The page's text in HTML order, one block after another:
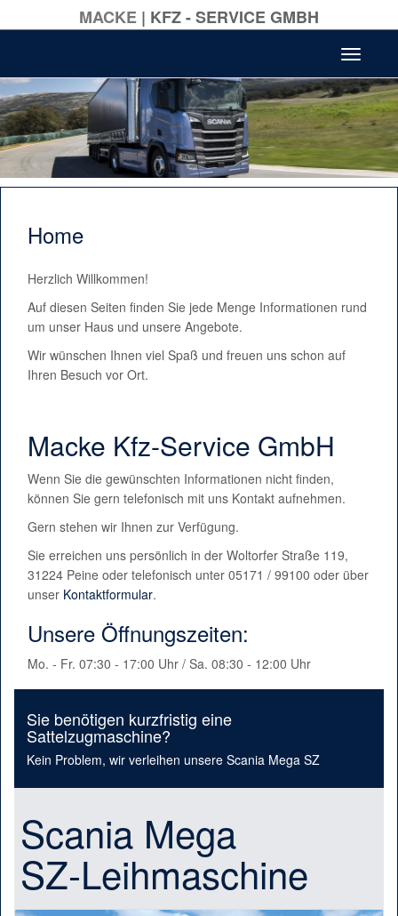
MACKE KFZ - SERVICE GMBH
Toggle
Home
Herzlich Willkommen!
Auf diesen Seiten finden Sie jede Menge Informationen rund
um unser Haus und unsere Angebote.
Wir wünschen Ihnen viel Spaß und freuen uns schon auf
Ihren Besuch vor Ort.
Macke Kfz-Service GmbH
Wenn Sie die gewünschten Informationen nicht finden,
können Sie gern telefonisch mit uns Kontakt aufnehmen.
Gern stehen wir Ihnen zur Verfügung.
Sie erreichen uns persönlich in der Woltorfer Straße 119,
31224 Peine oder telefonisch unter 05171 / 99100 oder über
unser Kontaktformular.
Unsere Öffnungszeiten:
Mo. - Fr. 07:30 - 17:00 Uhr / Sa. 08:30 - 12:00 Uhr
Sie benötigen kurzfristig eine
Sattelzugmaschine?
Kein Problem, wir verleihen unsere Scania Mega SZ
Scania Mega
SZ-Leihmaschine